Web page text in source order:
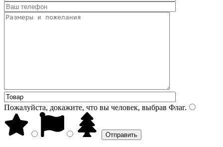
Пожалуйста, докажите, что вы человек, выбрав Флаг.